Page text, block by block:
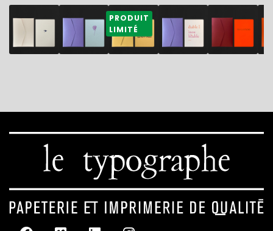
+
env
mandarine
5,90€ 5,90€ 5,90€
PRODUIT
LIMITÉ
5,90€ 5,90€